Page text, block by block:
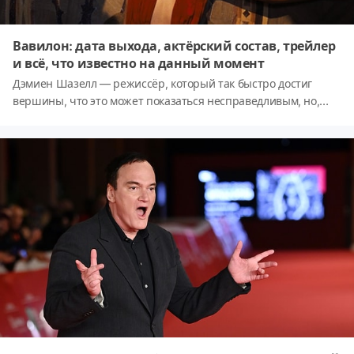
Вавилон: дата выхода, актёрский состав, трейлер
и всё, что известно на данный момент
Дэмиен Шазелл — режиссёр, который так быстро достиг
вершины, что это может показаться несправедливым, но,
разумно. Революционный фильм Шазелл «Одержимость»
стал настоящим хитом, когда дебютировал на кинофестивале
«Сандэнс» в 2014 году, получив пять номинаций на премию
«Оскар» и три победы, в том числе за лучшую мужскую роль
второго плана для Дж. К. Симмонса. Следующий «Ла-Ла
Ленд» вывел его в мейнстрим. Фильм не только стал хитом
среди критиков, но и оказался очень успешным в прокате,
собрав 447,4 миллиона долларов по всему миру при бюджете
в 30 миллионов долларов. Фильм получил 14 номинаций на
«Оскар», что сравняло его с «Титаником» и «Всё о Еве» по
количеству номинаций на фильм. В ночь церемонии фильм
получил шесть наград, в том числе за лучшую режиссуру и за